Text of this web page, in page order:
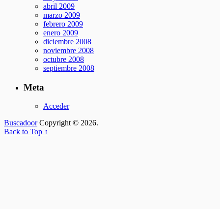
abril 2009
marzo 2009
febrero 2009
enero 2009
diciembre 2008
noviembre 2008
octubre 2008
septiembre 2008
Meta
Acceder
BuscadoorCopyright © 2026.
Back to Top ↑